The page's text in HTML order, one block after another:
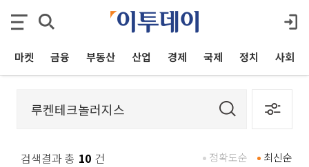
마켓 금융 부동산 산업 경제 국제 정치 사회
검색결과 총 10 건 최신순
정확도순